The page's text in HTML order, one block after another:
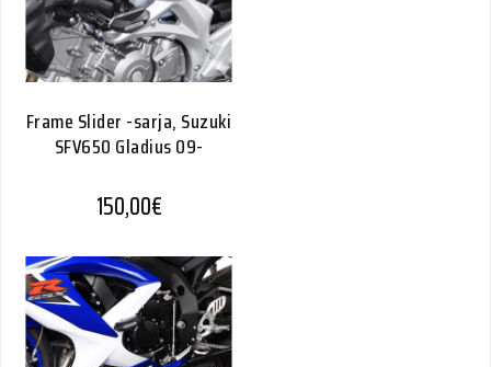
Frame Slider -sarja, Suzuki
SFV650 Gladius 09-
150,00€